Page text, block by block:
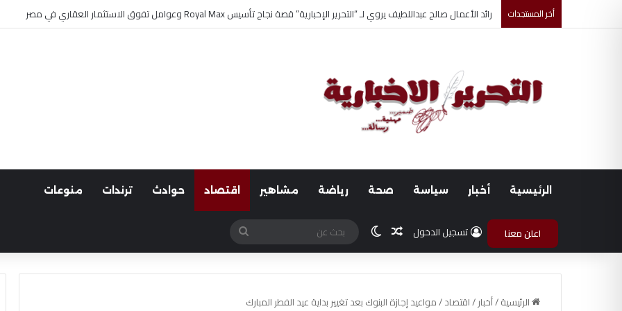
أخر المستجدات
فضل الصيام في سبيل الله وأجره العظيم
الرئيسية أخبار سياسة صحة رياضة مشاهير اقتصاد حوادث ترندات منوعات
اعلن معنا تسجيل الدخول مقال عشوائي
الوضع المظلم
عن
الرئيسية/أخبار/اقتصاد/مواعيد إجازة البنوك بعد تغيير بداية عيد الفطر المبارك